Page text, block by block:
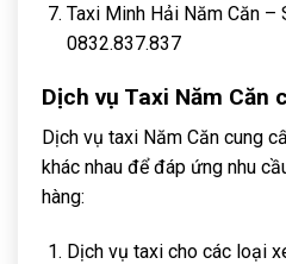
Taxi Minh Hải Năm Căn –
0832.837.837
Dịch vụ Taxi Năm Căn
Dịch vụ taxi Năm Căn cung
khác nhau để đáp ứng nhu
hàng:
Dịch vụ taxi cho các loại